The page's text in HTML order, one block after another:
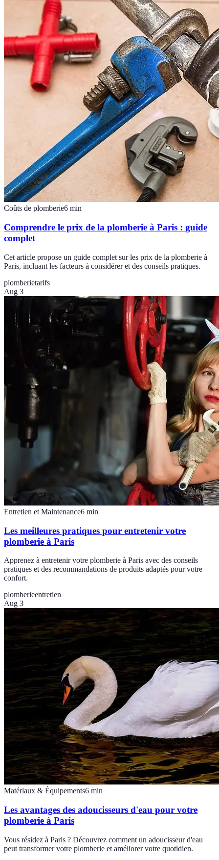
Coûts de plomberie6 min
Comprendre le prix de la plomberie à Paris : guide
complet
Cet article propose un guide complet sur les prix de la plomberie à
Paris, incluant les facteurs à considérer et des conseils pratiques.
plomberietarifs
Aug 3
Entretien et Maintenance6 min
Les meilleures pratiques pour entretenir votre
plomberie à Paris
Apprenez à entretenir votre plomberie à Paris avec des conseils
pratiques et des recommandations de produits adaptés pour votre
confort.
plomberieentretien
Aug 3
Matériaux & Équipements6 min
Les avantages des adoucisseurs d'eau pour votre
plomberie à Paris
Vous résidez à Paris ? Découvrez comment un adoucisseur d'eau
peut transformer votre plomberie et améliorer votre quotidien.